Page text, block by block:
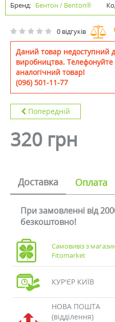
Бренд: Бентон / Benton®
0 відгуків
Даний товар недоступний
виробництва.
аналогічний товар!
(096) 501-11-77
Попередній
320 грн
Доставка Оплата
При замовленні від
безкоштовно!
Самовивіз з
Fitomarket
КУР'ЄР КИЇВ
НОВА ПОШТА
(відділення)